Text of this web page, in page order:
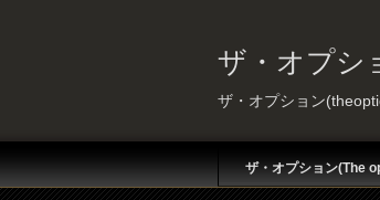
ザ・オプシ
ザ・オプション
ザ・オプション(The